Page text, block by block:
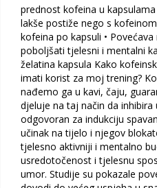
prednost kofeina u
lakše postiže nego s
kofeina po kapsuli •
poboljšati tjelesni i mentalni
želatina kapsula Kako
imati korist za moj trening?
nađemo ga u kavi, čaju,
djeluje na taj način da
odgovoran za indukciju
učinak na tijelo i njegov
tjelesno aktivniji i mentalno
usredotočenost i tjelesnu
umor. Studije su pokazale